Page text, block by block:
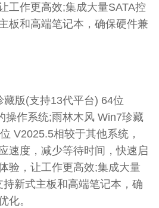
工作更高效;集成大量SATA控
板和高端笔记本，确保硬件兼
版(支持13代平台) 64位
操作系统;雨林木风 Win7珍藏
V2025.5相较于其他系统，
速度，减少等待时间，快速启
验，让工作更高效;集成大量
新式主板和高端笔记本，确
化。